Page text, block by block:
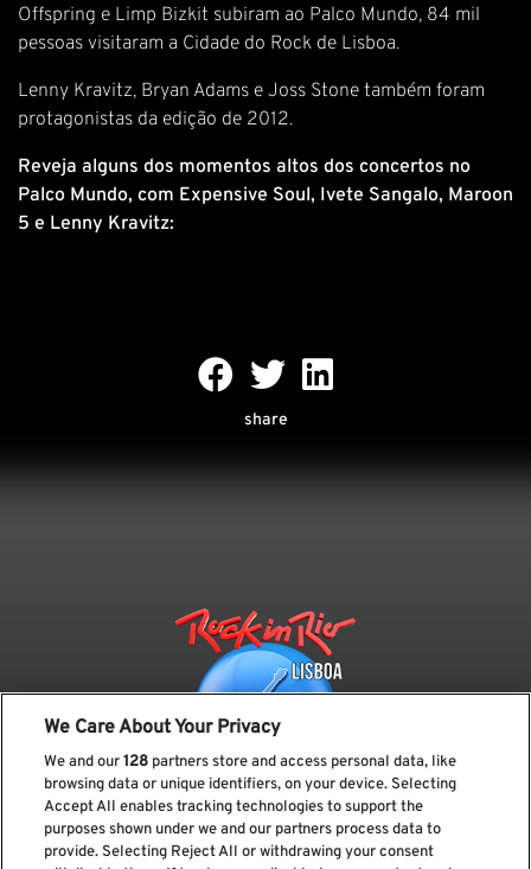
Offspring e Limp Bizkit subiram ao Palco Mundo, 84 mil
pessoas visitaram a Cidade do Rock de Lisboa.
Lenny Kravitz, Bryan Adams e Joss Stone também foram
protagonistas da edição de 2012.
Reveja alguns dos momentos altos dos concertos no
Palco Mundo, com Expensive Soul, Ivete Sangalo, Maroon
5 e Lenny Kravitz:
share
Subscreve a nossa newsletter
We Care About Your Privacy
We and our128 partners store and access personal data, like
browsing data or unique identifiers, on your device. Selecting
Accept All enables tracking technologies to support the
purposes shown under we and our partners process data to
provide. Selecting Reject All or withdrawing your consent